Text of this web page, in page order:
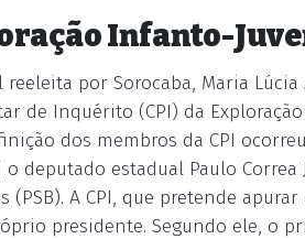
Infanto-
por Sorocaba, Maria
de Inquérito (CPI) da
dos membros da CPI
deputado estadual Paulo
(PSB). A CPI, que pretende
presidente. Segundo ele, o